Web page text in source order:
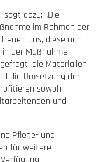
sagt dazu: „Die
im Rahmen der
uns, diese nun
der Maßnahme
die Materialien
die Umsetzung der
sowohl
und
Pflege- und
für weitere